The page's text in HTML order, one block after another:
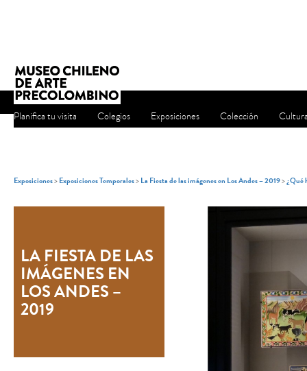
Planifica tu visita Colegios Exposiciones Colección
Exposiciones>Exposiciones Temporales>La Fiesta de las imágenes en Los Andes – 2019>¿Qué
LA FIESTA DE LAS
IMÁGENES EN
LOS ANDES –
2019